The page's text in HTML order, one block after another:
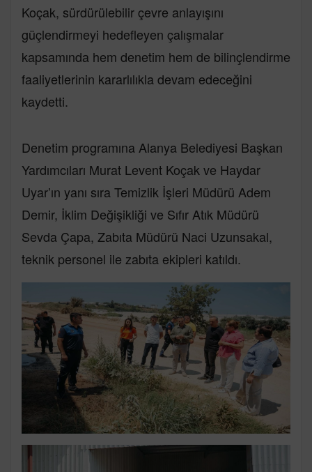
Koçak, sürdürülebilir çevre anlayışını
güçlendirmeyi hedefleyen çalışmalar
kapsamında hem denetim hem de bilinçlendirme
faaliyetlerinin kararlılıkla devam edeceğini
kaydetti.
Denetim programına Alanya Belediyesi Başkan
Yardımcıları Murat Levent Koçak ve Haydar
Uyar’ın yanı sıra Temizlik İşleri Müdürü Adem
Demir, İklim Değişikliği ve Sıfır Atık Müdürü
Sevda Çapa, Zabıta Müdürü Naci Uzunsakal,
teknik personel ile zabıta ekipleri katıldı.